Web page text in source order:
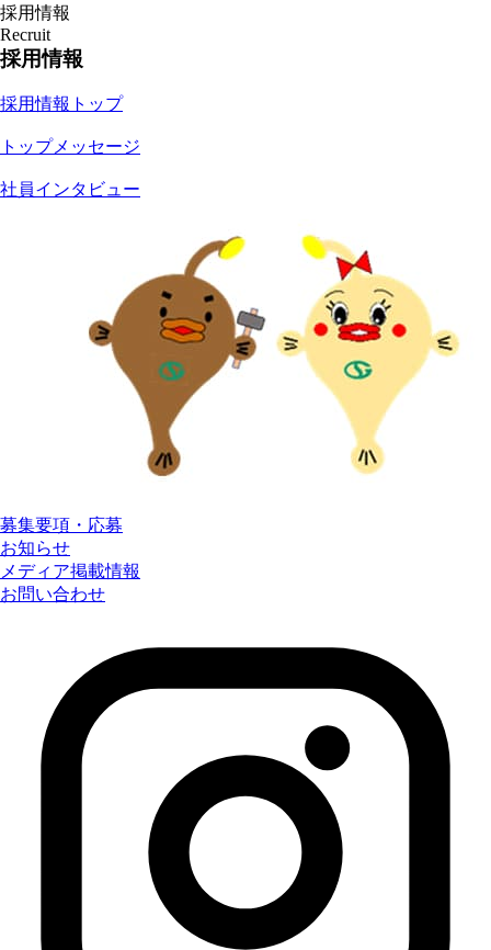
採用情報
Recruit
採用情報
採用情報トップ
トップメッセージ
社員インタビュー
募集要項・応募
お知らせ
メディア掲載情報
お問い合わせ